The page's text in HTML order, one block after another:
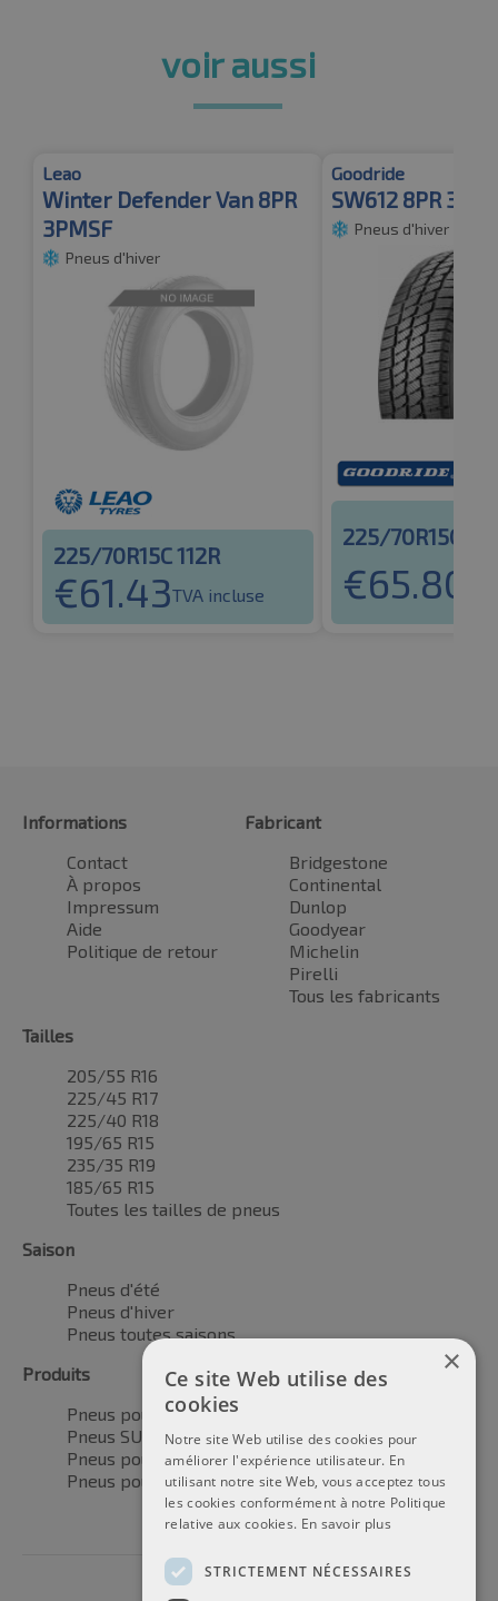
voir aussi
Leao
Winter Defender Van 8PR
3PMSF
Pneus d'hiver
225/70R15C 112R
€61.43TVA incluse
Goodride
SW612 8PR
Pneus d'hiver
225/70R15C
€65.80
Informations
Contact
À propos
Impressum
Aide
Politique de retour
Fabricant
Bridgestone
Continental
Dunlop
Goodyear
Michelin
Pirelli
Tous les fabricants
Tailles
205/55 R16
225/45 R17
225/40 R18
195/65 R15
235/35 R19
185/65 R15
Toutes les tailles de pneus
Saison
Pneus d'été
Pneus d'hiver
Pneus toutes saisons
Produits
Pneus pour voitures
Pneus SUV / 4x4
Pneus pour camionnettes
Pneus pour motos
×
Ce site Web utilise des
cookies
Notre site Web utilise des cookies pour
améliorer l'expérience utilisateur. En
utilisant notre site Web, vous acceptez tous
les cookies conformément à notre Politique
relative aux cookies. En savoir plus
STRICTEMENT NÉCESSAIRES